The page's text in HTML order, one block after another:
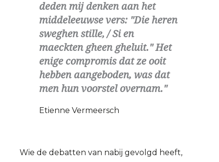
deden mij denken aan het
middeleeuwse vers: "Die heren
sweghen stille, / Si en
maeckten gheen gheluit." Het
enige compromis dat ze ooit
hebben aangeboden, was dat
men hun voorstel overnam.
Etienne Vermeersch
Wie de debatten van nabij gevolgd heeft,